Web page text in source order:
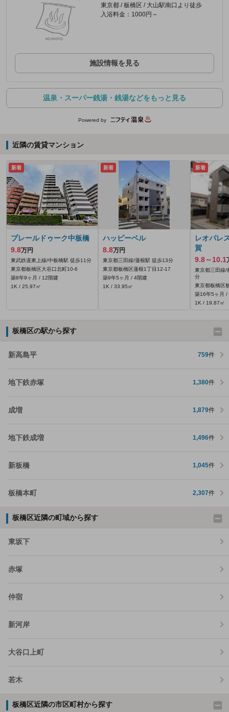
東京都 / 板橋区 / 大山駅南口より徒歩
入浴料金：1000円～
施設情報を見る
温泉・スーパー銭湯・銭湯などをもっと見る
Powered by
近隣の賃貸マンション
新着
プレールドゥーク中板橋
9.8万円
東武鉄道東上線/中板橋駅 徒歩11分
東京都板橋区大谷口北町10-6
築8年9ヶ月 / 12階建
1K / 25.97㎡
新着
ハッピーベル
8.8万円
東京都三田線/蓮根駅 徒歩13分
東京都板橋区蓮根1丁目12-17
築9年5ヶ月 / 4階建
1K / 33.95㎡
新着
レオパレ
賀
9.8～10.1
東京都三田線/
分
東京都板橋区
築16年5ヶ月 /
1K / 19.87㎡
板橋区の駅から探す
新高島平 759件
地下鉄赤塚 1,380件
成増 1,879件
地下鉄成増 1,496件
新板橋 1,045件
板橋本町 2,307件
板橋区近隣の町域から探す
東坂下
赤塚
仲宿
新河岸
大谷口上町
若木
板橋区近隣の市区町村から探す